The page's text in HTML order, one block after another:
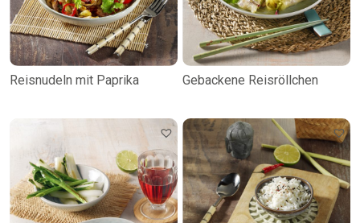
Reisnudeln mit Paprika Gebackene Reisröllchen